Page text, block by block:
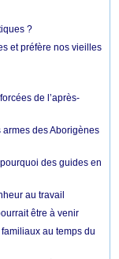
?
et préfère nos vieilles
de l’après-
des Aborigènes
des guides en
au travail
être à venir
au temps du